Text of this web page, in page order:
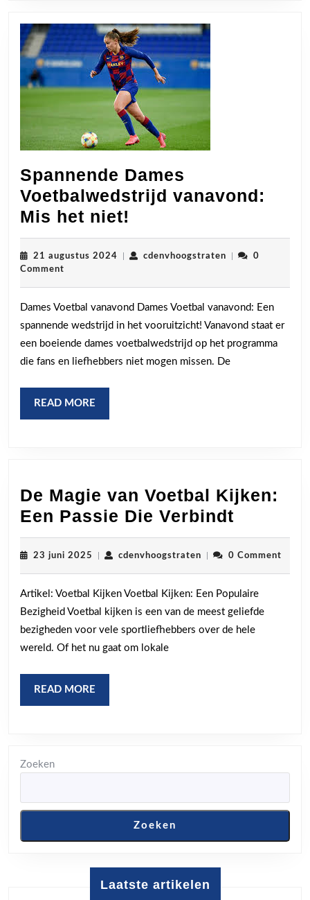
Spannende Dames
Voetbalwedstrijd vanavond:
Mis het niet!
Dames
Voetbalwedstrijd
Mis
het
niet!
21 augustus 2024 21
cdenvhoogstratencdenvhoogstraten
0
Comment
Dames Voetbal vanavond Dames Voetbal vanavond: Een
spannende wedstrijd in het vooruitzicht! Vanavond staat er
een boeiende dames voetbalwedstrijd op het programma
die fans en liefhebbers niet mogen missen. De
READ MORE
MORE
De Magie van Voetbal Kijken:
Een Passie Die Verbindt
Magie
van
Voetbal
Kijken:
Een
Passie
23 juni 2025 23
cdenvhoogstratencdenvhoogstraten
0 Comment
Artikel: Voetbal Kijken Voetbal Kijken: Een Populaire
Bezigheid Voetbal kijken is een van de meest geliefde
bezigheden voor vele sportliefhebbers over de hele
wereld. Of het nu gaat om lokale
READ MORE
MORE
Zoeken
Zoeken
Laatste artikelen